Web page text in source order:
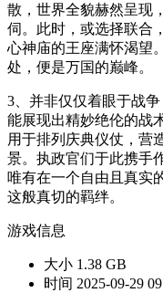
散，世界全貌赫然呈现
伺。此时，或选择联合
心神庙的王座满怀渴望
处，便是万国的巅峰。
3、并非仅仅着眼于战
能展现出精妙绝伦的战
用于排列庆典仪仗，营
景。执政官们于此携手
唯有在一个自由且真实
这般真切的羁绊。
游戏信息
大小 1.38 GB
时间 2025-09-29